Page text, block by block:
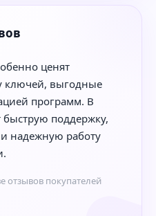
ценят
ключей, выгодные
программ. В
быструю поддержку,
надежную работу
отзывов покупателей